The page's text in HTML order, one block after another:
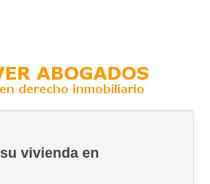
vivienda en